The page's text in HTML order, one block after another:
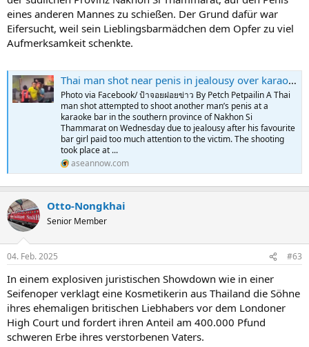
eines anderen Mannes zu schießen. Der Grund dafür war
Eifersucht, weil sein Lieblingsbarmädchen dem Opfer zu viel
Aufmerksamkeit schenkte.
Thai man shot near penis in jealousy over karaoke bar girl - video
Photo via Facebook/ ป้าจอยฝอยข่าว By Petch Petpailin A Thai
man shot attempted to shoot another man’s penis at a
karaoke bar in the southern province of Nakhon Si
Thammarat on Wednesday due to jealousy after his favourite
bar girl paid too much attention to the victim. The shooting
took place at ...
aseannow.com
Otto-Nongkhai
Senior Member
04. Feb. 2025 #63
In einem explosiven juristischen Showdown wie in einer
Seifenoper verklagt eine Kosmetikerin aus Thailand die Söhne
ihres ehemaligen britischen Liebhabers vor dem Londoner
High Court und fordert ihren Anteil am 400.000 Pfund
schweren Erbe ihres verstorbenen Vaters.